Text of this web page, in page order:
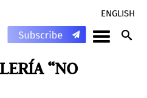
ENGLISH
“NO